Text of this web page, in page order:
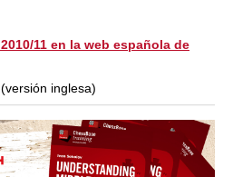
2010/11 en la web española de
(versión inglesa)